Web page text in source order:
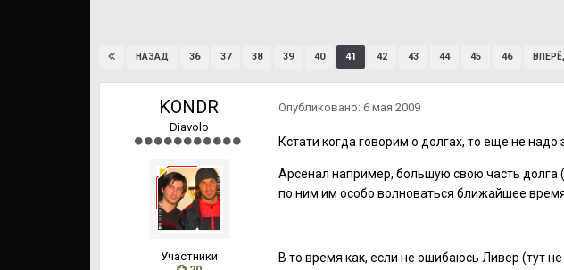
НАЗАД 36 37 38 39 40 41 42 43 44 45 46
KONDR
Diavolo
Участники
Опубликовано: 6 мая 2009
Кстати когда говорим о долгах, то еще не надо
Арсенал например, большую свою часть долга
по ним им особо волноваться ближайшее время
В то время как, если не ошибаюсь Ливер (тут